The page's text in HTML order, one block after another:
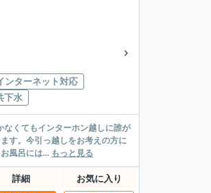
ンターネット対応
下水
くてもインターホン越しに誰が
す。今引っ越しをお考えの方に
風呂には... もっと見る
詳細
お気に入り